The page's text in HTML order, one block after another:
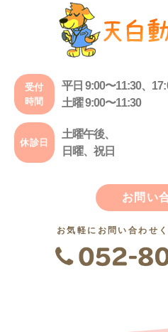
受付
時間
平日 9:00〜11:30、
土曜 9:00〜11:30
休診日
土曜午後、
日曜、祝日
お問い
お気軽にお問い合わせ